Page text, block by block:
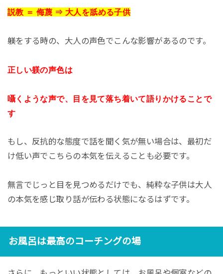
説教 ＝ 侮蔑 ⇒ 大人を舐める子供
躾をする時の、大人の声色でこんな影響があるのです。
正しい躾の声色は
囁くような声で、目を見て落ち着いて語りかけることで
す
もし、反抗的な態度で話を聞く気が無い場合は、最初だ
け低い声でこちらの本気を伝えることも必要です。
無言でじっと目を見つめるだけでも、純粋な子供は大人
の本気を感じ取り話が伝わる状態になるはずです。
お風呂は最高のコーチングの場